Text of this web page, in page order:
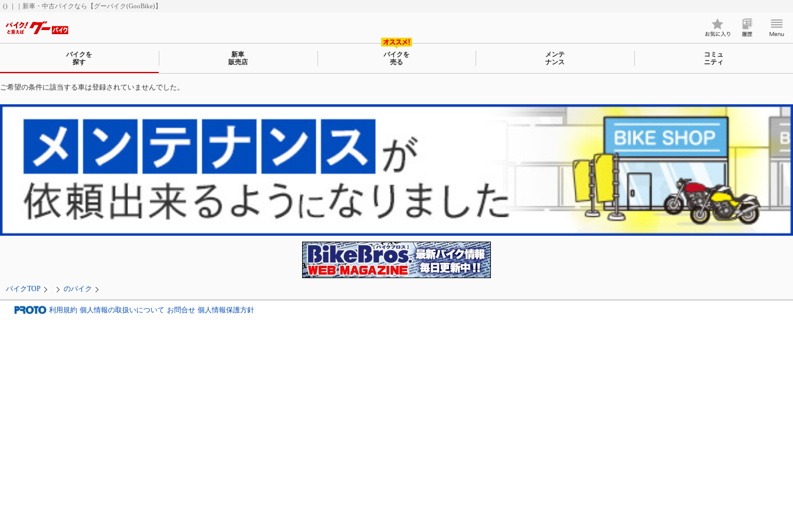
() ｜｜新車・中古バイクなら【グーバイク(GooBike)】
バイクを
探す
新車
販売店
バイクを
売る
メンテ
ナンス
コミュ
ニティ
ご希望の条件に該当する車は登録されていませんでした。
バイクTOP のバイク
利用規約 個人情報の取扱いについて お問合せ 個人情報保護方針